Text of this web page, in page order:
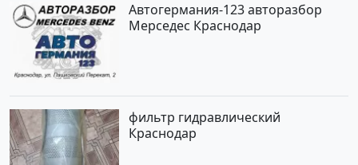
Автогермания-123 авторазбор
Мерседес Краснодар
фильтр гидравлический
Краснодар